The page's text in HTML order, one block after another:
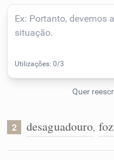
Corrigir Texto
Humanizador de IA
Cata-letras
2 desaguadouro, foz